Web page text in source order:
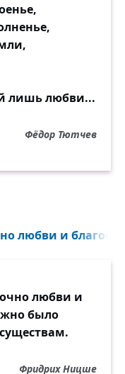
лишь любви...
Фёдор Тютчев
любви и
любви и
было
Фридрих Ницше